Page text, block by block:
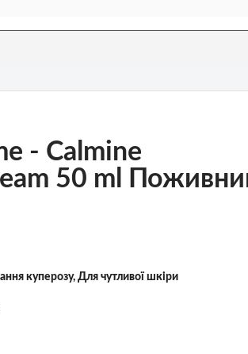
- Calmine
50 ml
куперозу, Для чутливої ​​шкіри